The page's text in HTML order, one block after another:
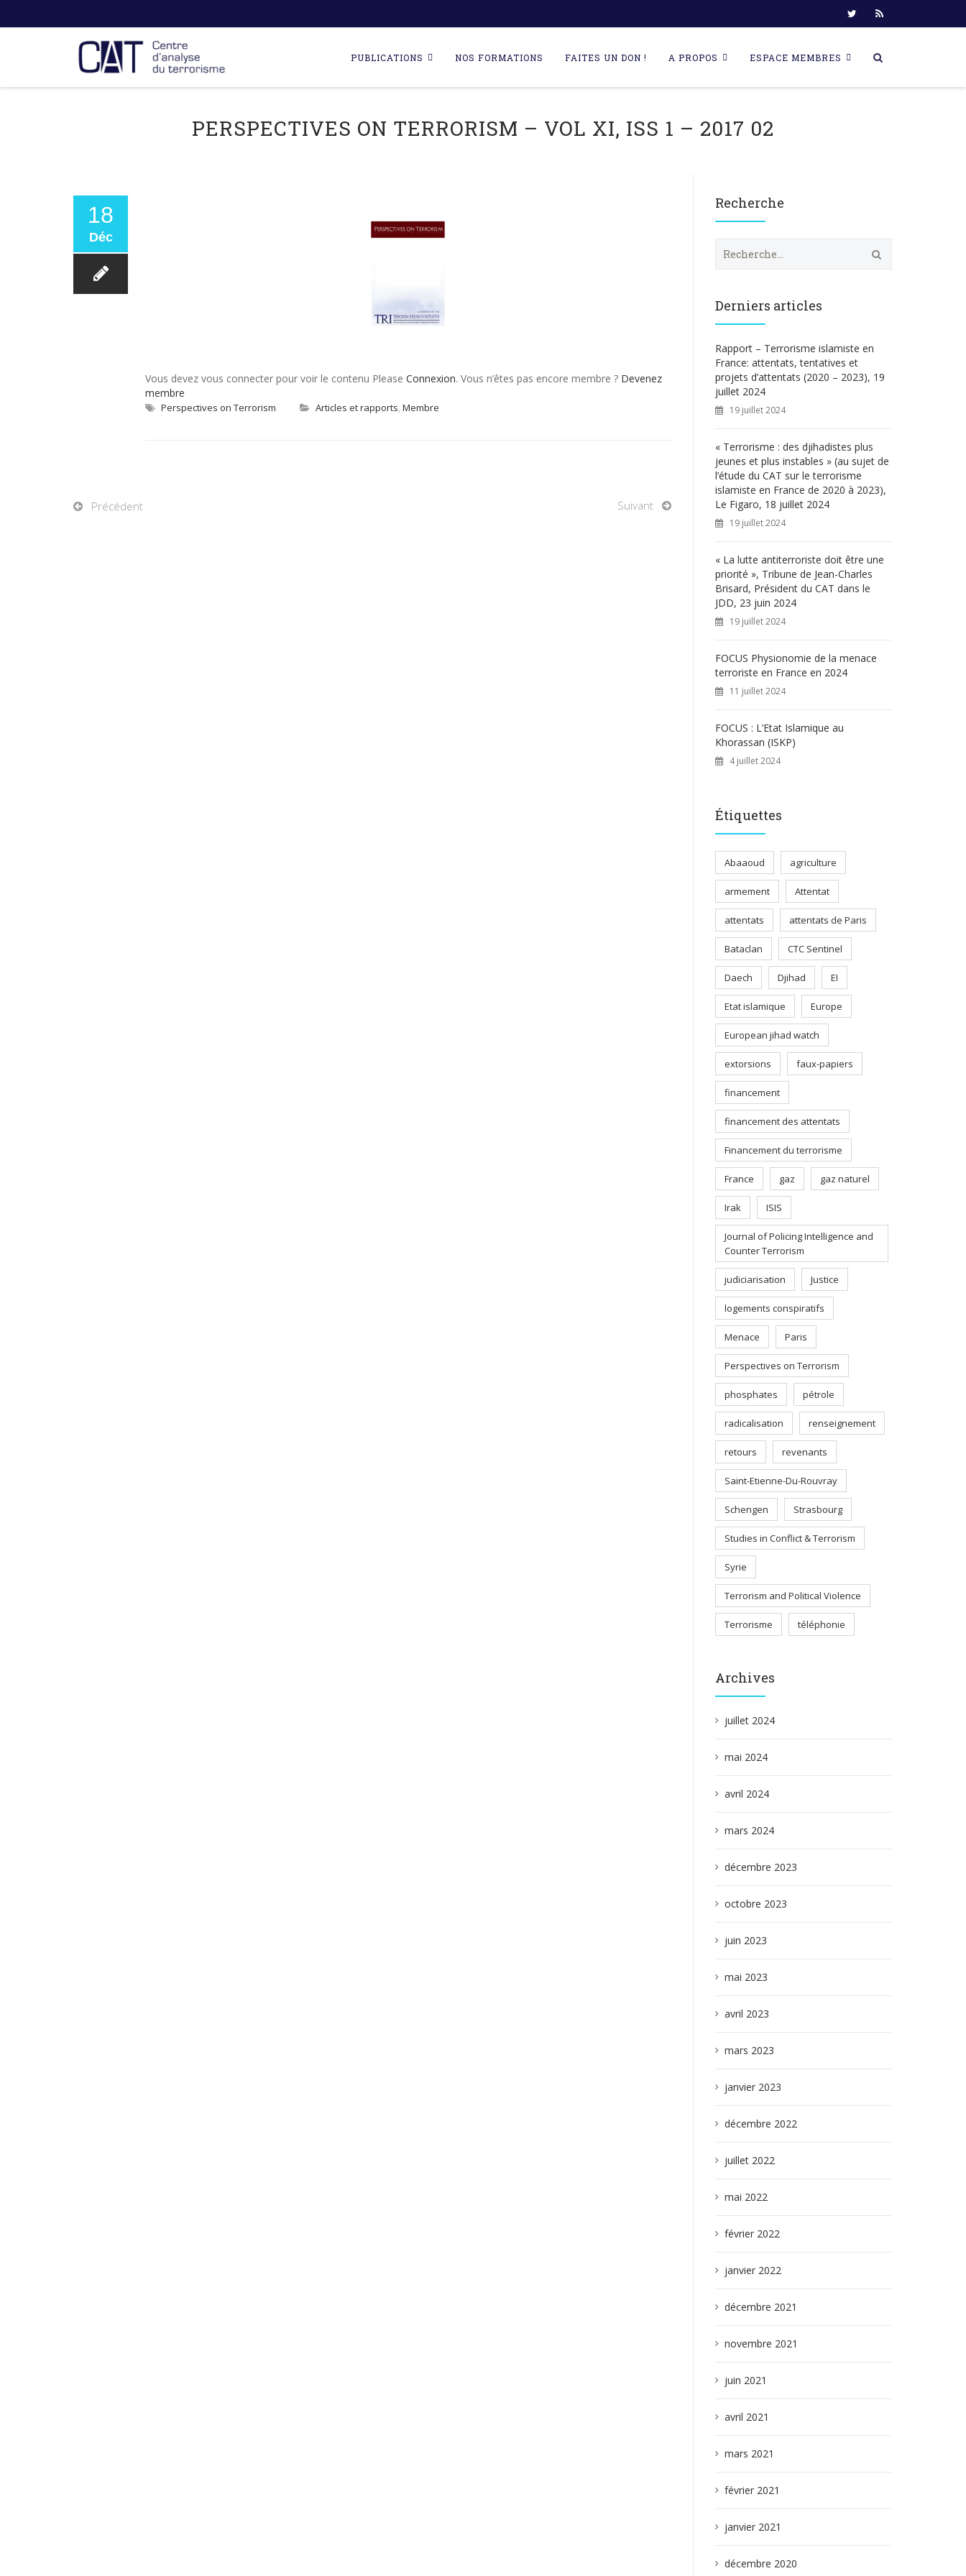
content
PUBLICATIONS NOS FORMATIONS FAITES UN DON ! A PROPOS ESPACE MEMBRES
PERSPECTIVES ON TERRORISM – VOL XI, ISS 1 – 2017 02
18
Déc
Vous devez vous connecter pour voir le contenu Please Connexion. Vous n’êtes pas encore membre ? Devenez
membre
Perspectives on Terrorism Articles et rapports, Membre
Précédent Suivant
Recherche
e
h
e
r
:
Derniers articles
Rapport – Terrorisme islamiste en
France: attentats, tentatives et
projets d’attentats (2020 – 2023), 19
juillet 2024
19 juillet 2024
« Terrorisme : des djihadistes plus
jeunes et plus instables » (au sujet de
l’étude du CAT sur le terrorisme
islamiste en France de 2020 à 2023),
Le Figaro, 18 juillet 2024
19 juillet 2024
« La lutte antiterroriste doit être une
priorité », Tribune de Jean-Charles
Brisard, Président du CAT dans le
JDD, 23 juin 2024
19 juillet 2024
FOCUS Physionomie de la menace
terroriste en France en 2024
11 juillet 2024
FOCUS : L’Etat Islamique au
Khorassan (ISKP)
4 juillet 2024
Étiquettes
Abaaoud agriculture
armement Attentat
attentats attentats de Paris
Bataclan CTC Sentinel
Daech Djihad EI
Etat islamique Europe
European jihad watch
extorsions faux-papiers
financement
financement des attentats
Financement du terrorisme
France gaz gaz naturel
Irak ISIS
Journal of Policing Intelligence and
Counter Terrorism
judiciarisation Justice
logements conspiratifs
Menace Paris
Perspectives on Terrorism
phosphates pétrole
radicalisation renseignement
retours revenants
Saint-Etienne-Du-Rouvray
Schengen Strasbourg
Studies in Conflict & Terrorism
Syrie
Terrorism and Political Violence
Terrorisme téléphonie
Archives
juillet 2024
mai 2024
avril 2024
mars 2024
décembre 2023
octobre 2023
juin 2023
mai 2023
avril 2023
mars 2023
janvier 2023
décembre 2022
juillet 2022
mai 2022
février 2022
janvier 2022
décembre 2021
novembre 2021
juin 2021
avril 2021
mars 2021
février 2021
janvier 2021
décembre 2020